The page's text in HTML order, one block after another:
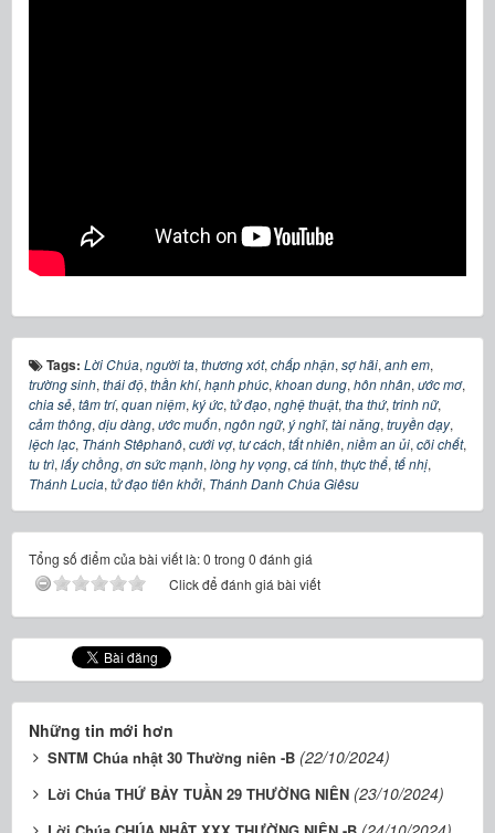
Tags: Lời Chúa, người ta, thương xót, chấp nhận, sợ hãi, anh em,
trường sinh, thái độ, thần khí, hạnh phúc, khoan dung, hôn nhân, ước mơ,
chia sẻ, tâm trí, quan niệm, ký ức, tử đạo, nghệ thuật, tha thứ, trinh nữ,
cảm thông, dịu dàng, ước muốn, ngôn ngữ, ý nghĩ, tài năng, truyền dạy,
lệch lạc, Thánh Stêphanô, cưới vợ, tư cách, tất nhiên, niềm an ủi, cõi chết,
tu trì, lấy chồng, ơn sức mạnh, lòng hy vọng, cá tính, thực thể, tế nhị,
Thánh Lucia, tử đạo tiên khởi, Thánh Danh Chúa Giêsu
Tổng số điểm của bài viết là: 0 trong 0 đánh giá
Click để đánh giá bài viết
Những tin mới hơn
SNTM Chúa nhật 30 Thường niên -B (22/10/2024)
Lời Chúa THỨ BẢY TUẦN 29 THƯỜNG NIÊN (23/10/2024)